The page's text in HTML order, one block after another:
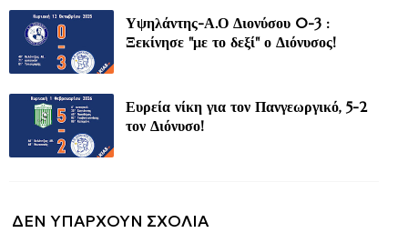
Υψηλάντης-Α.Ο Διονύσου 0-3 :
Ξεκίνησε "με το δεξί" ο Διόνυσος!
Ευρεία νίκη για τον Πανγεωργικό, 5-2
τον Διόνυσο!
ΔΕΝ ΥΠΆΡΧΟΥΝ ΣΧΌΛΙΑ